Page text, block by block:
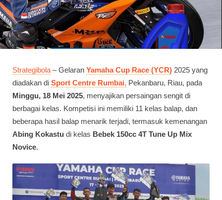
Strategibola – Gelaran Yamaha Cup Race (YCR) 2025 yang
diadakan di Sport Centre Rumbai, Pekanbaru, Riau, pada
Minggu, 18 Mei 2025, menyajikan persaingan sengit di
berbagai kelas. Kompetisi ini memiliki 11 kelas balap, dan
beberapa hasil balap menarik terjadi, termasuk kemenangan
Abing Kokastu di kelas Bebek 150cc 4T Tune Up Mix
Novice.